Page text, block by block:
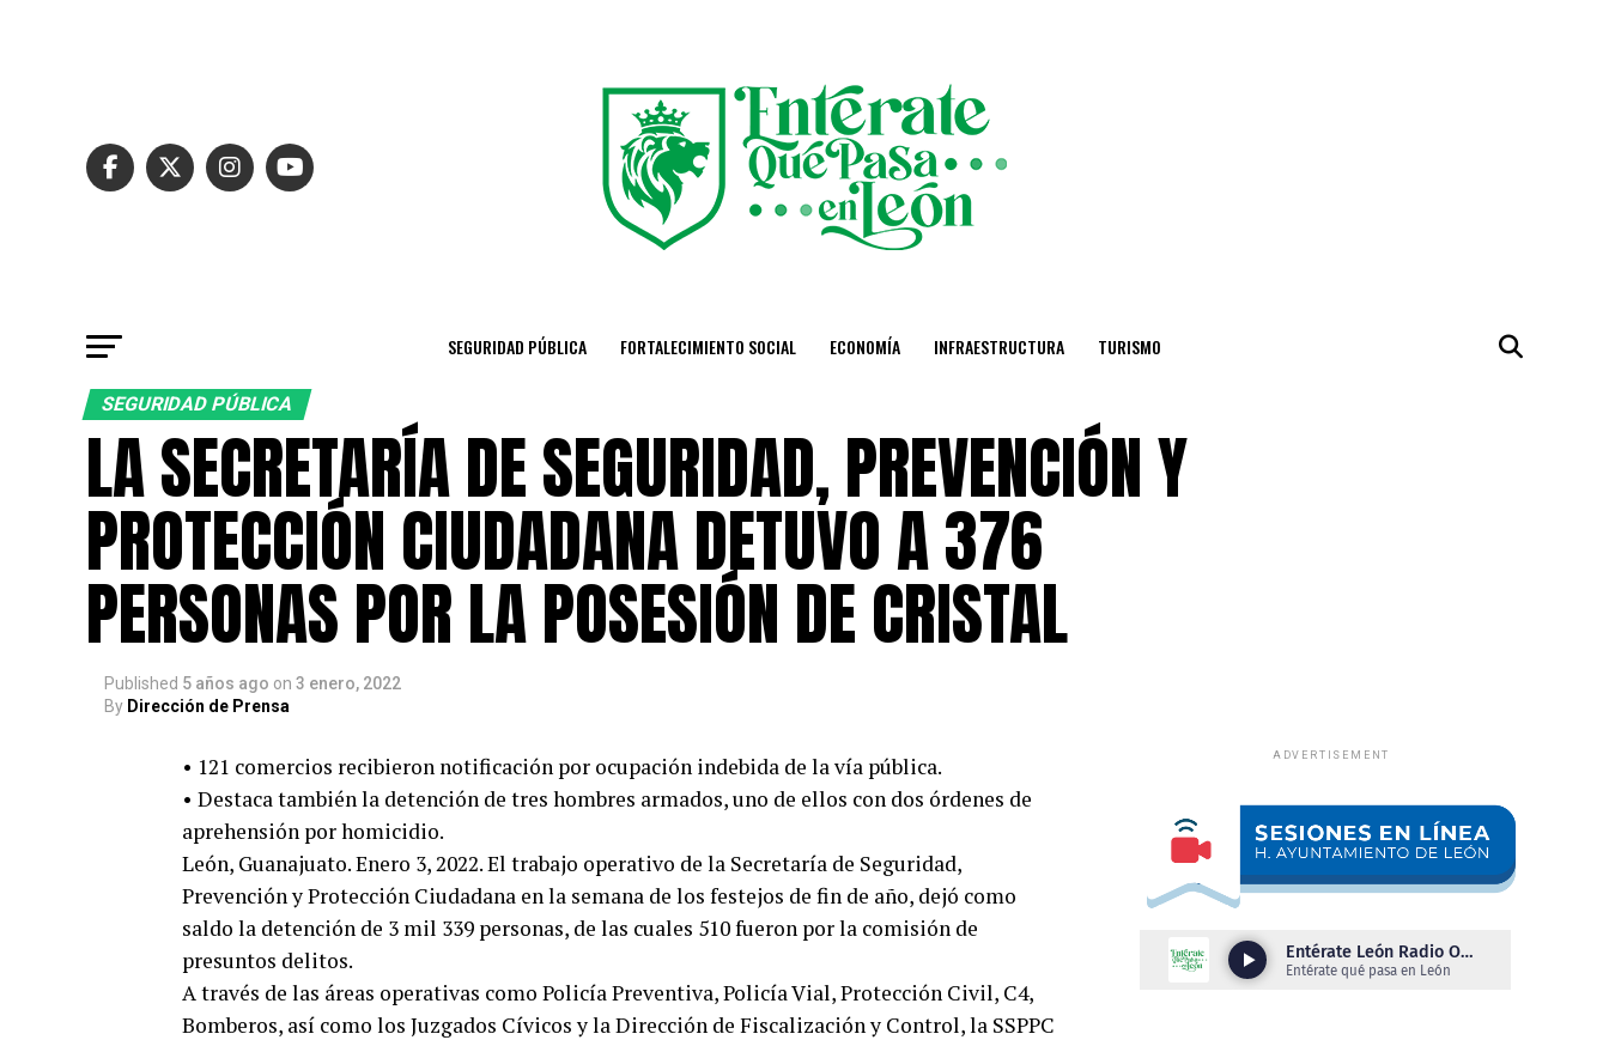
SEGURIDAD PÚBLICA FORTALECIMIENTO SOCIAL ECONOMÍA INFRAESTRUCTURA TURISMO
SEGURIDAD PÚBLICA
LA SECRETARÍA DE SEGURIDAD, PREVENCIÓN Y
PROTECCIÓN CIUDADANA DETUVO A 376
PERSONAS POR LA POSESIÓN DE CRISTAL
Published 5 años ago on 3 enero, 2022
By Dirección de Prensa
• 121 comercios recibieron notificación por ocupación indebida de la vía pública.
• Destaca también la detención de tres hombres armados, uno de ellos con dos órdenes de
aprehensión por homicidio.
León, Guanajuato. Enero 3, 2022. El trabajo operativo de la Secretaría de Seguridad,
Prevención y Protección Ciudadana en la semana de los festejos de fin de año, dejó como
saldo la detención de 3 mil 339 personas, de las cuales 510 fueron por la comisión de
presuntos delitos.
A través de las áreas operativas como Policía Preventiva, Policía Vial, Protección Civil, C4,
Bomberos, así como los Juzgados Cívicos y la Dirección de Fiscalización y Control, la SSPPC
ADVERTISEMENT